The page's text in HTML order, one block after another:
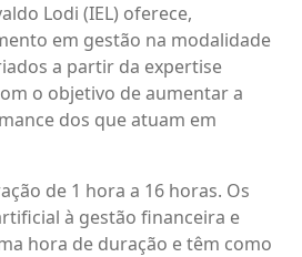
Lodi (IEL) oferece,
em gestão na modalidade
a partir da expertise
o objetivo de aumentar a
dos que atuam em
de 1 hora a 16 horas. Os
à gestão financeira e
hora de duração e têm como